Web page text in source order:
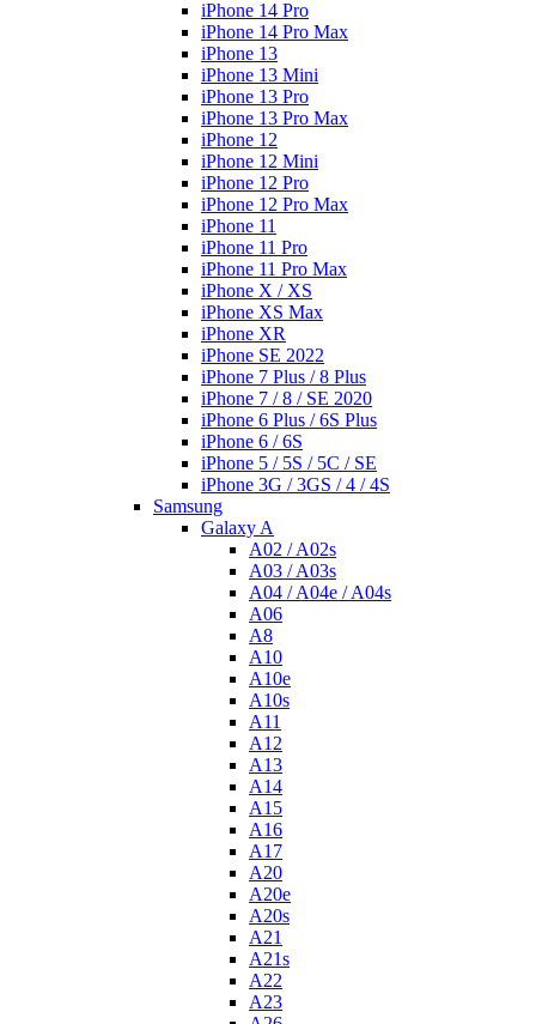
iPhone 14 Pro
iPhone 14 Pro Max
iPhone 13
iPhone 13 Mini
iPhone 13 Pro
iPhone 13 Pro Max
iPhone 12
iPhone 12 Mini
iPhone 12 Pro
iPhone 12 Pro Max
iPhone 11
iPhone 11 Pro
iPhone 11 Pro Max
iPhone X / XS
iPhone XS Max
iPhone XR
iPhone SE 2022
iPhone 7 Plus / 8 Plus
iPhone 7 / 8 / SE 2020
iPhone 6 Plus / 6S Plus
iPhone 6 / 6S
iPhone 5 / 5S / 5C / SE
iPhone 3G / 3GS / 4 / 4S
Samsung
Galaxy A
A02 / A02s
A03 / A03s
A04 / A04e / A04s
A06
A8
A10
A10e
A10s
A11
A12
A13
A14
A15
A16
A17
A20
A20e
A20s
A21
A21s
A22
A23